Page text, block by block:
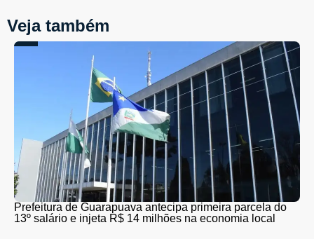
Veja também
Prefeitura de Guarapuava antecipa primeira parcela do
13º salário e injeta R$ 14 milhões na economia local